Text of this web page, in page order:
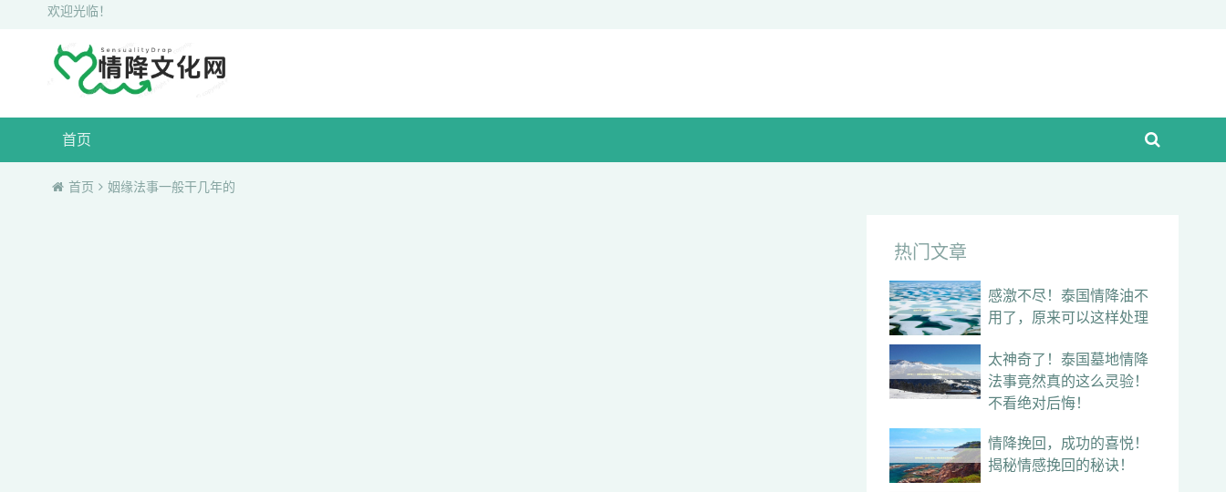
欢迎光临！
首页
首页 姻缘法事一般干几年的
热门文章
感激不尽！泰国情降油不
用了，原来可以这样处理
太神奇了！泰国墓地情降
法事竟然真的这么灵验！
不看绝对后悔！
情降挽回，成功的喜悦！
揭秘情感挽回的秘诀！